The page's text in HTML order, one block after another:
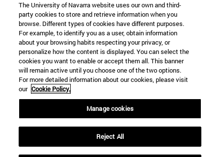
The University of Navarra website uses our own and third-
party cookies to store and retrieve information when you
browse. Different types of cookies have different purposes.
For example, to identify you as a user, obtain information
about your browsing habits respecting your privacy, or
personalize how the content is displayed. You can select the
cookies you want to enable or accept them all. This banner
will remain active until you choose one of the two options.
For more detailed information about our cookies, please visit
our Cookie Policy.
Manage cookies
Reject All